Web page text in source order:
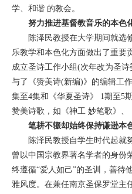
学、和谐 的教会。
努力推进基督教音乐的本色
陈泽民教授在大学期间就选
乐教学和本色化方面做出了重要
成立圣诗工作小组(次年改为圣诗
与了《赞美诗(新编)》的编辑工
集至4集和《华夏圣诗》
1期至5
赞美诗歌，如《神工 妙笔歌》、
笔耕不辍却始终保持谦逊本
陈泽民教授自学生时代起就
曾以中国宗教界著名学者的身份
终遵循“爱人如己”的圣训，善待
雅风度。在兼任南京圣保罗堂主